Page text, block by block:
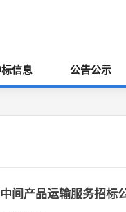
信息 公告公示
间产品运输服务招标